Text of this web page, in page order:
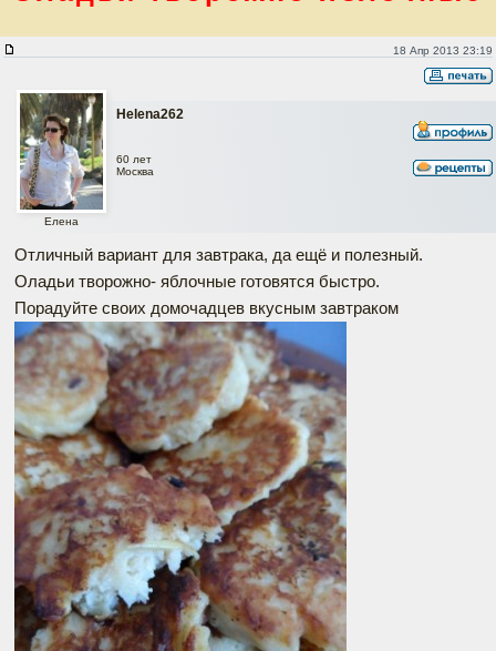
18 Апр 2013 23:19
Helena262
Елена
60 лет
Москва
Отличный вариант для завтрака, да ещё и полезный.
Оладьи творожно- яблочные готовятся быстро.
Порадуйте своих домочадцев вкусным завтраком